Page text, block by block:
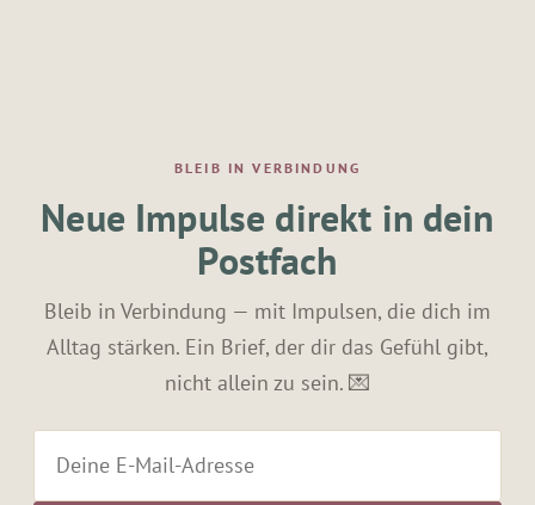
BLEIB IN VERBINDUNG
Neue Impulse direkt in dein
Postfach
Bleib in Verbindung — mit Impulsen, die dich im
Alltag stärken. Ein Brief, der dir das Gefühl gibt,
nicht allein zu sein. 💌